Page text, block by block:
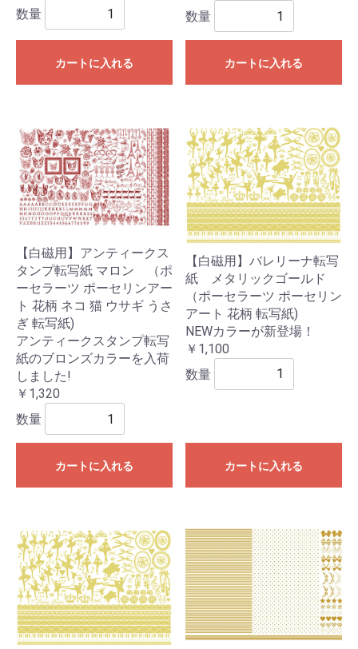
数量
カートに入れる
数量
カートに入れる
【白磁用】アンティークス
タンプ転写紙 マロン （ポ
ーセラーツ ポーセリンアー
ト 花柄 ネコ 猫 ウサギ うさ
ぎ 転写紙)
アンティークスタンプ転写
紙のブロンズカラーを入荷
しました!
￥1,320
数量
カートに入れる
【白磁用】バレリーナ転写
紙 メタリックゴールド
（ポーセラーツ ポーセリン
アート 花柄 転写紙)
NEWカラーが新登場！
￥1,100
数量
カートに入れる